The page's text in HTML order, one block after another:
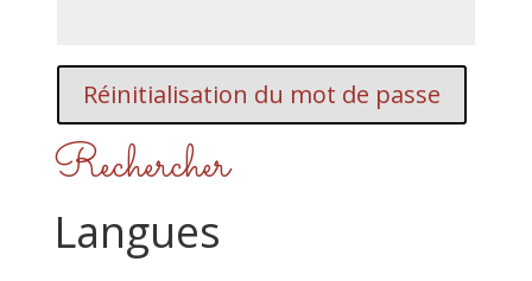
Réinitialisation du mot de passe
Rechercher
Langues